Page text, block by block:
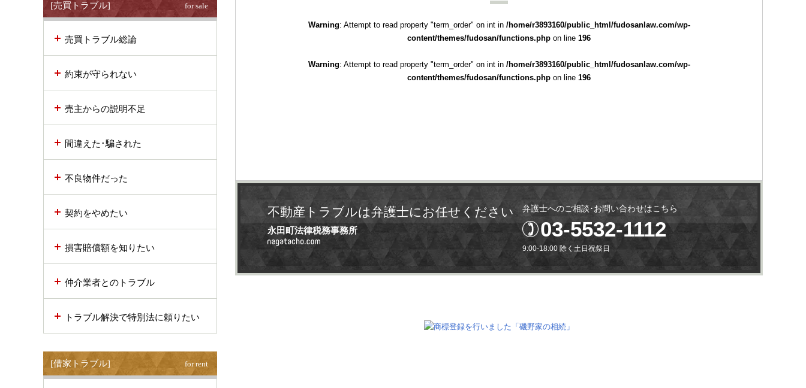
Warning: Attempt to read property "term_order" on int in /home/r3893160/public_html/fudosanlaw.com/wp-
content/themes/fudosan/functions.php on line 196
Warning: Attempt to read property "term_order" on int in /home/r3893160/public_html/fudosanlaw.com/wp-
content/themes/fudosan/functions.php on line 196
不動産トラブルは弁護士にお任せください
永田町法律税務事務所
弁護士へのご相談･お問い合わせはこちら
03-5532-1112
9:00-18:00 除く土日祝祭日
[売買トラブル] for sale
売買トラブル総論
約束が守られない
売主からの説明不足
間違えた･騙された
不良物件だった
契約をやめたい
損害賠償額を知りたい
仲介業者とのトラブル
トラブル解決で特別法に頼りたい
[借家トラブル] for rent